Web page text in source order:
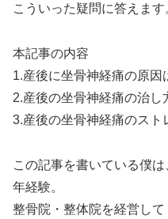
こういった疑問に答えます
本記事の内容
1.産後に坐骨神経痛の原因
2.産後の坐骨神経痛の治し
3.産後の坐骨神経痛のスト
この記事を書いている僕
年経験。
整骨院・整体院を経営して